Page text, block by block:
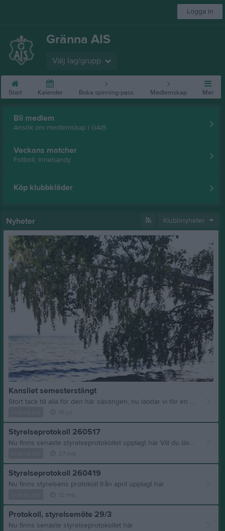
Logga in
Gränna AIS
Välj lag/grupp
Start Kalender Boka spinning-pass Medlemskap Mer
Bli medlem
Ansök om medlemskap i GAIS
Veckans matcher
Fotboll, Innebandy
Köp klubbkläder
Nyheter Klubbnyheter
Kansliet semesterstängt
Stort tack till alla för den här säsongen, nu laddar vi för en ny! Kansliet stängt till 11 aug kl 8. Mvh Cita, kanslist Gränna AIS
Styrelseprotokoll 260517
Nu finns senaste styrelseprotokollet upplagt här Vill du läsa tidigare protokoll: Klicka på "mer" uppe till höger därefter "dokument" till vänster och sen "styrelsen protokoll"
Styrelseprotokoll 260419
Nu finns styrelsens protokoll från april upplagt här
Protokoll, styrelsemöte 29/3
Nu finns senaste styrelseprotokollet här